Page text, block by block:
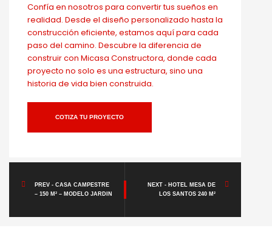
Confía en nosotros para convertir tus sueños en
realidad. Desde el diseño personalizado hasta la
construcción eficiente, estamos aquí para cada
paso del camino. Descubre la diferencia de
construir con Micasa Constructora, donde cada
proyecto no solo es una estructura, sino una
historia de vida bien construida.
COTIZA TU PROYECTO
PREV - CASA CAMPESTRE
– 150 M² – MODELO JARDIN
NEXT - HOTEL MESA DE
LOS SANTOS 240 M²